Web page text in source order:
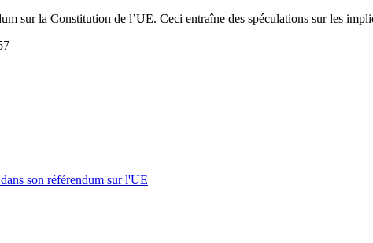
sur la Constitution de l’UE. Ceci entraîne des spéculations sur les
son référendum sur l'UE